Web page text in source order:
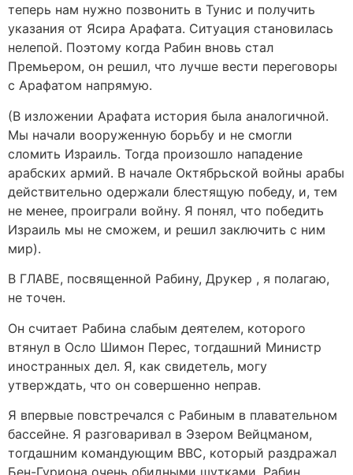
теперь нам нужно позвонить в Тунис и получить
указания от Ясира Арафата. Ситуация становилась
нелепой. Поэтому когда Рабин вновь стал
Премьером, он решил, что лучше вести переговоры
с Арафатом напрямую.
(В изложении Арафата история была аналогичной.
Мы начали вооруженную борьбу и не смогли
сломить Израиль. Тогда произошло нападение
арабских армий. В начале Октябрьской войны арабы
действительно одержали блестящую победу, и, тем
не менее, проиграли войну. Я понял, что победить
Израиль мы не сможем, и решил заключить c ним
мир).
В ГЛАВЕ, посвященной Рабину, Друкер , я полагаю,
не точен.
Он считает Рабина слабым деятелем, которого
втянул в Осло Шимон Перес, тогдашний Министр
иностранных дел. Я, как свидетель, могу
утверждать, что он совершенно неправ.
Я впервые повстречался с Рабиным в плавательном
бассейне. Я разговаривал в Эзером Вейцманом,
тогдашним командующим ВВС, который раздражал